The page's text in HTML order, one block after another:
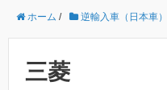
ホーム / 逆輸入車（日本車）
三菱